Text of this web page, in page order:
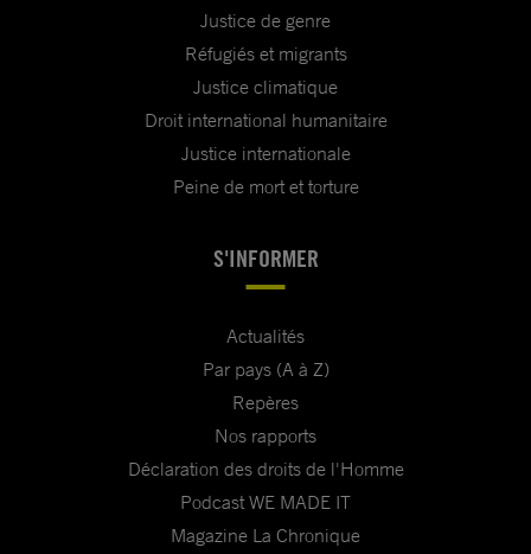
Justice de genre
Réfugiés et migrants
Justice climatique
Droit international humanitaire
Justice internationale
Peine de mort et torture
S'INFORMER
Actualités
Par pays (A à Z)
Repères
Nos rapports
Déclaration des droits de l'Homme
Podcast WE MADE IT
Magazine La Chronique